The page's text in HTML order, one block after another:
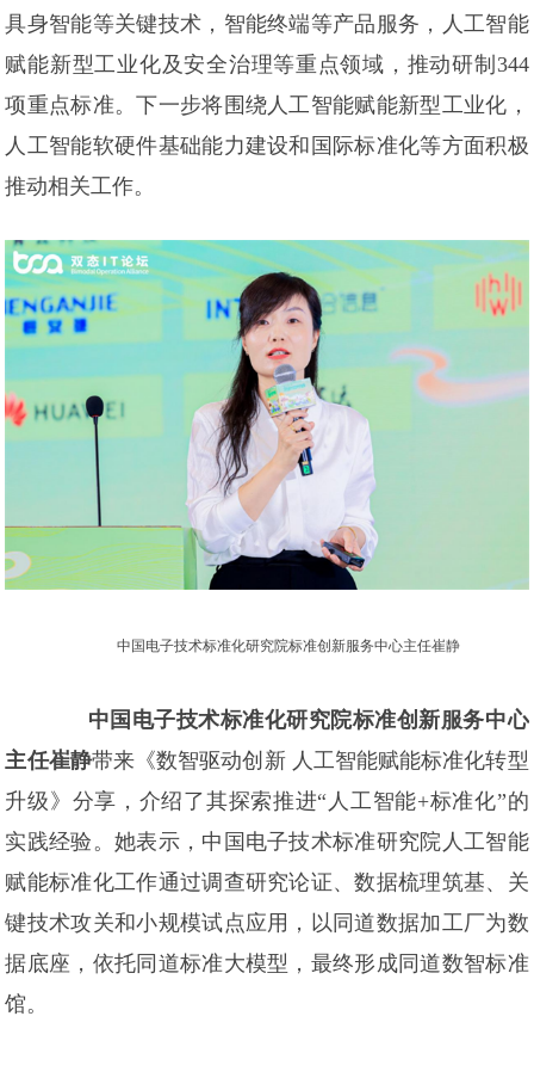
具身智能等关键技术，智能终端等产品服务，人工智能
赋能新型工业化及安全治理等重点领域，推动研制344
项重点标准。下一步将围绕人工智能赋能新型工业化，
人工智能软硬件基础能力建设和国际标准化等方面积极
推动相关工作。
中国电子技术标准化研究院标准创新服务中心主任崔静
中国电子技术标准化研究院标准创新服务中心
主任崔静带来《数智驱动创新 人工智能赋能标准化转型
升级》分享，介绍了其探索推进“人工智能+标准化”的
实践经验。她表示，中国电子技术标准研究院人工智能
赋能标准化工作通过调查研究论证、数据梳理筑基、关
键技术攻关和小规模试点应用，以同道数据加工厂为数
据底座，依托同道标准大模型，最终形成同道数智标准
馆。